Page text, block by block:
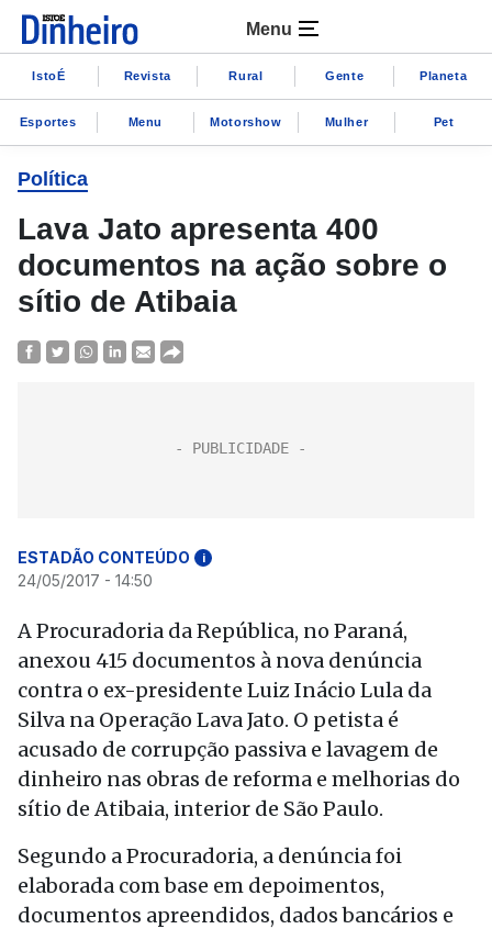
Menu
IstoÉ Revista Rural Gente Planeta
Esportes Menu Motorshow Mulher Pet
Política
Lava Jato apresenta 400
documentos na ação sobre o
sítio de Atibaia
ESTADÃO CONTEÚDO i
24/05/2017 - 14:50
A Procuradoria da República, no Paraná,
anexou 415 documentos à nova denúncia
contra o ex-presidente Luiz Inácio Lula da
Silva na Operação Lava Jato. O petista é
acusado de corrupção passiva e lavagem de
dinheiro nas obras de reforma e melhorias do
sítio de Atibaia, interior de São Paulo.
Segundo a Procuradoria, a denúncia foi
elaborada com base em depoimentos,
documentos apreendidos, dados bancários e